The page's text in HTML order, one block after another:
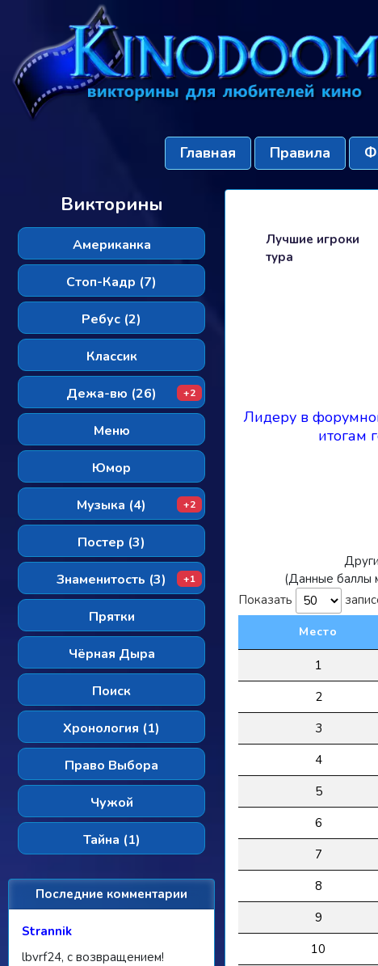
Главная Правила
Викторины
Американка
Стоп-Кадр (7)
Ребус (2)
Классик
Дежа-вю (26) +2
Меню
Юмор
Музыка (4) +2
Постер (3)
Знаменитость (3) +1
Прятки
Чёрная Дыра
Поиск
Хронология (1)
Право Выбора
Чужой
Тайна (1)
Последние комментарии
Strannik
lbvrf24, с возвращением!
Лучшие игроки
тура
Лидеру в
итогам
(Данные баллы
Показать
Место
1
2
3
4
5
6
7
8
9
10